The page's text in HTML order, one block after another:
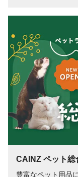
CAINZ ペット総
豊富なペット用品